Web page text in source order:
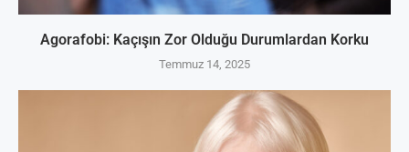
Agorafobi: Kaçışın Zor Olduğu Durumlardan Korku
Temmuz 14, 2025